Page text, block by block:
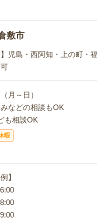
敷市
】児島・西阿知・上の町・
月～日）
などの相談もOK
も相談OK
暇
】